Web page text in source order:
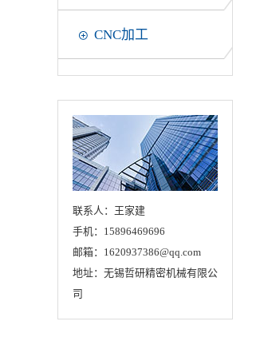
CNC加工
联系人：王家建
手机：15896469696
邮箱：1620937386@qq.com
地址：无锡哲研精密机械有限公
司